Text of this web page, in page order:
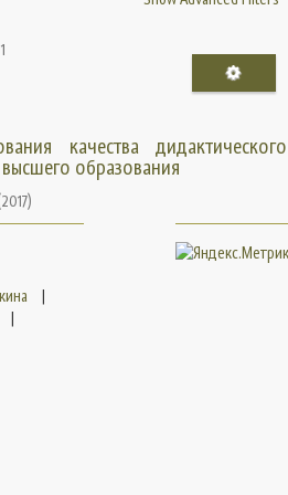
качества дидактического
образования
2017)
|
|